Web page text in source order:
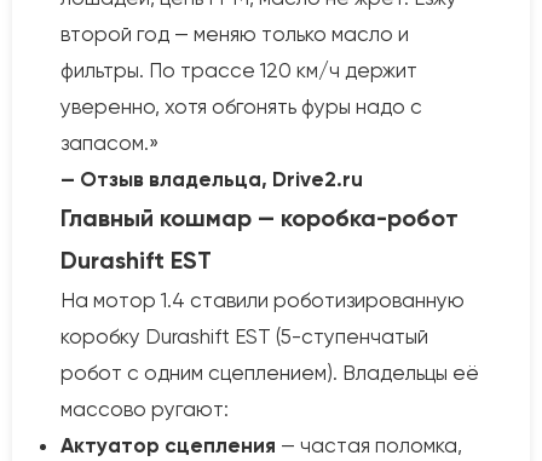
второй год — меняю только масло и
фильтры. По трассе 120 км/ч держит
уверенно, хотя обгонять фуры надо с
запасом.»
— Отзыв владельца, Drive2.ru
Главный кошмар — коробка-робот
Durashift EST
На мотор 1.4 ставили роботизированную
коробку Durashift EST (5-ступенчатый
робот с одним сцеплением). Владельцы её
массово ругают:
Актуатор сцепления — частая поломка,